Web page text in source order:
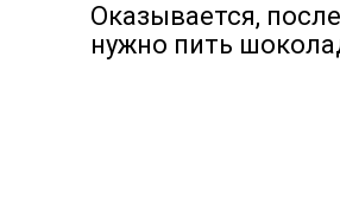
Оказывается,
нужно пить